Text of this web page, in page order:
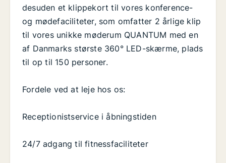
desuden et klippekort til vores konference-
og mødefaciliteter, som omfatter 2 årlige klip
til vores unikke møderum QUANTUM med en
af Danmarks største 360° LED-skærme, plads
til op til 150 personer.
Fordele ved at leje hos os:
Receptionistservice i åbningstiden
24/7 adgang til fitnessfaciliteter